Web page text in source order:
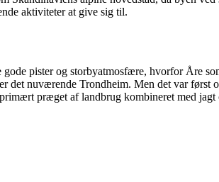
aktiviteter at give sig til.
pister og storbyatmosfære, hvorfor Åre
det nuværende Trondheim. Men det var
præget af landbrug kombineret med